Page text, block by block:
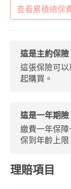
查看累積總保
這是主約保險
這張保險可
起購買。
這是一年期險
繳費一年保
保到年齡上限
理賠項目